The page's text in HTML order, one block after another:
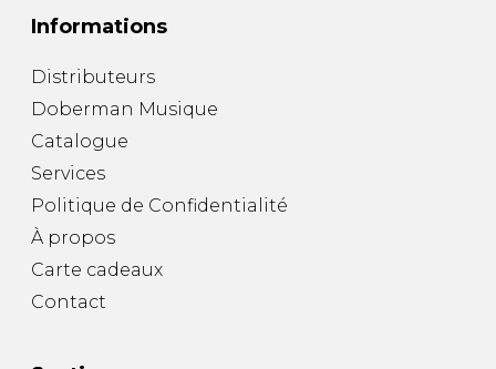
Informations
Distributeurs
Doberman Musique
Catalogue
Services
Politique de Confidentialité
À propos
Carte cadeaux
Contact